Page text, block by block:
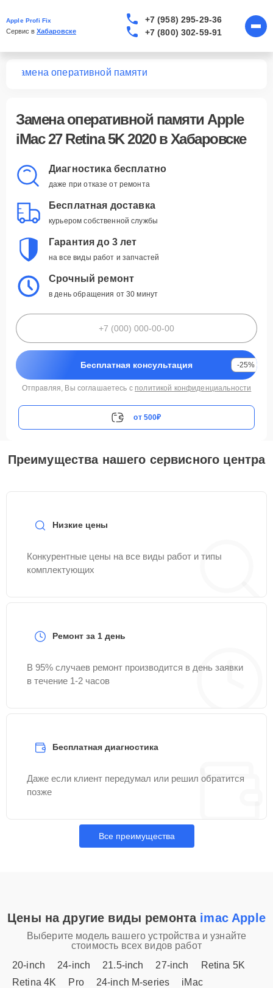
Apple Profi Fix
Сервис в Хабаровске
+7 (958) 295-29-36
+7 (800) 302-59-91
Замена оперативной памяти
Замена оперативной памяти Apple
iMac 27 Retina 5K 2020 в Хабаровске
Диагностика бесплатно
даже при отказе от ремонта
Бесплатная доставка
курьером собственной службы
Гарантия до 3 лет
на все виды работ и запчастей
Срочный ремонт
в день обращения от 30 минут
Бесплатная консультация -25%
Отправляя, Вы соглашаетесь с политикой конфиденциальности
от 500₽
Преимущества нашего сервисного центра
Низкие цены
Конкурентные цены на все виды работ и типы
комплектующих
Ремонт за 1 день
В 95% случаев ремонт производится в день заявки
в течение 1-2 часов
Бесплатная диагностика
Даже если клиент передумал или решил обратится
позже
Все преимущества
Цены на другие виды ремонта imac Apple
Выберите модель вашего устройства и узнайте
стоимость всех видов работ
20-inch
24-inch 21.5-inch 27-inch
Retina 5K
Retina 4K
Pro 24-inch M-series iMac